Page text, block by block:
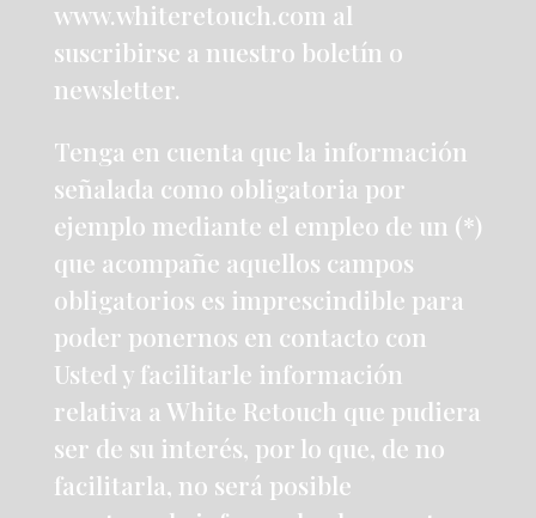
www.whiteretouch.com al
suscribirse a nuestro boletín o
newsletter.
Tenga en cuenta que la información
señalada como obligatoria por
ejemplo mediante el empleo de un (*)
que acompañe aquellos campos
obligatorios es imprescindible para
poder ponernos en contacto con
Usted y facilitarle información
relativa a White Retouch que pudiera
ser de su interés, por lo que, de no
facilitarla, no será posible